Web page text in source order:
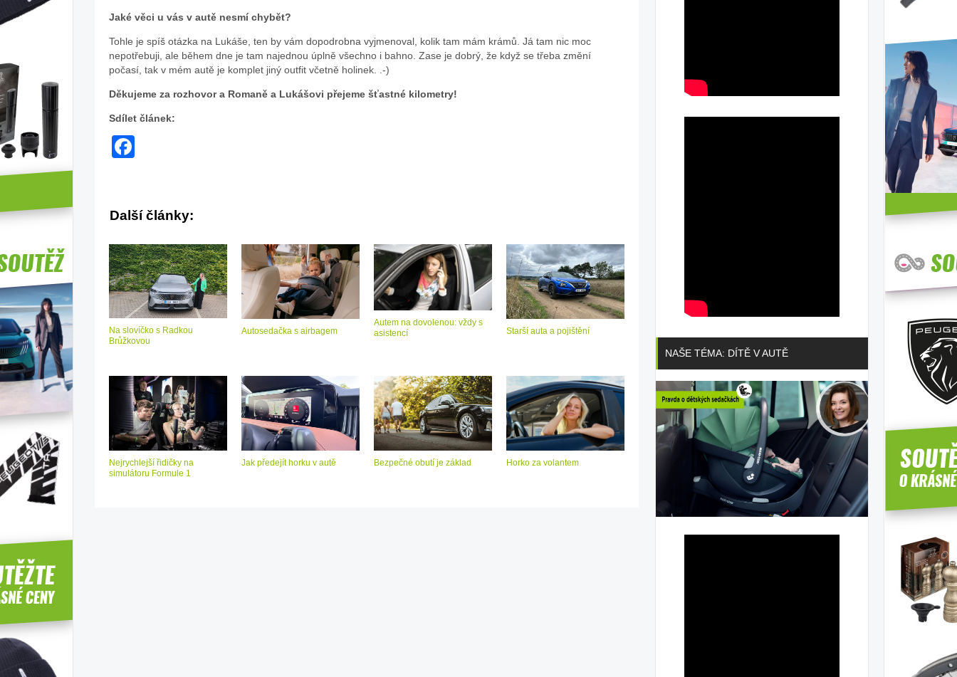
Jaké věci u vás v autě nesmí chybět?
Tohle je spíš otázka na Lukáše, ten by vám dopodrobna vyjmenoval, kolik tam mám krámů. Já tam nic moc
nepotřebuji, ale během dne je tam najednou úplně všechno i bahno. Zase je dobrý, že když se třeba změní
počasí, tak v mém autě je komplet jiný outfit včetně holinek. .-)
Děkujeme za rozhovor a Romaně a Lukášovi přejeme šťastné kilometry!
Sdílet článek:
Další články:
Na slovíčko s Radkou
Brůžkovou
Autosedačka s airbagem
Autem na dovolenou: vždy s
asistencí
Starší auta a pojištění
Nejrychlejší řidičky na
simulátoru Formule 1
Jak předejít horku v autě Bezpečné obutí je základ Horko za volantem
NAŠE TÉMA: DÍTĚ V AUTĚ